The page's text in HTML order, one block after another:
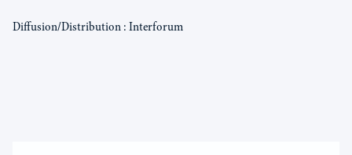
Diffusion/Distribution : Interforum